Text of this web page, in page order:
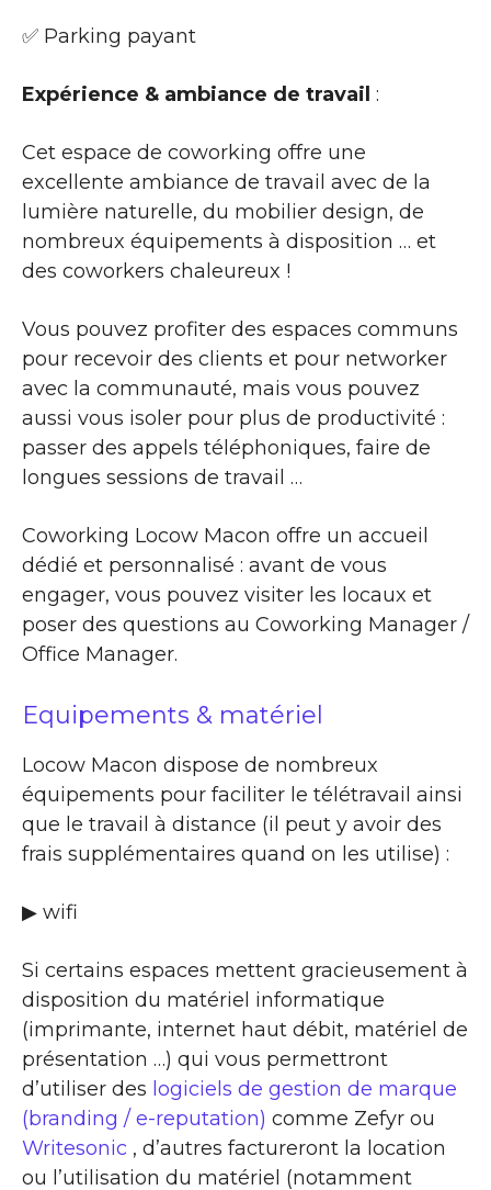
✅ Parking payant
Expérience & ambiance de travail :
Cet espace de coworking offre une
excellente ambiance de travail avec de la
lumière naturelle, du mobilier design, de
nombreux équipements à disposition … et
des coworkers chaleureux !
Vous pouvez profiter des espaces communs
pour recevoir des clients et pour networker
avec la communauté, mais vous pouvez
aussi vous isoler pour plus de productivité :
passer des appels téléphoniques, faire de
longues sessions de travail …
Coworking Locow Macon offre un accueil
dédié et personnalisé : avant de vous
engager, vous pouvez visiter les locaux et
poser des questions au Coworking Manager /
Office Manager.
Equipements & matériel
Locow Macon dispose de nombreux
équipements pour faciliter le télétravail ainsi
que le travail à distance (il peut y avoir des
frais supplémentaires quand on les utilise) :
▶ wifi
Si certains espaces mettent gracieusement à
disposition du matériel informatique
(imprimante, internet haut débit, matériel de
présentation …) qui vous permettront
d’utiliser des logiciels de gestion de marque
(branding / e-reputation) comme Zefyr ou
Writesonic , d’autres factureront la location
ou l’utilisation du matériel (notamment